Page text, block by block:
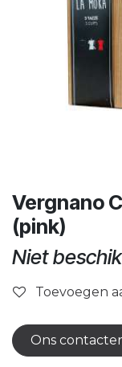
Vergnano
(pink)
Niet
Toevoegen
Ons